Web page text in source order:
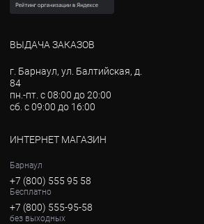
ВЫДАЧА ЗАКАЗОВ
г. Барнаул, ул. Балтийская, д.
84
пн.-пт. с 08:00 до 20:00
сб. с 09:00 до 16:00
ИНТЕРНЕТ МАГАЗИН
Барнаул
+7 (800) 555 95 58
Бесплатно
+7 (800) 555-95-58
без выходных